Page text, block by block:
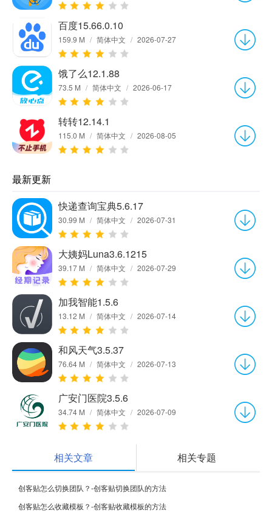
百度15.66.0.10
159.9 M / 简体中文 / 2026-07-27
饿了么12.1.88
73.5 M / 简体中文 / 2026-06-17
转转12.14.1
115.0 M / 简体中文 / 2026-08-05
最新更新
快递查询宝典5.6.17
30.99 M / 简体中文 / 2026-07-31
大姨妈Luna3.6.1215
39.17 M / 简体中文 / 2026-07-29
加我智能1.5.6
13.12 M / 简体中文 / 2026-07-14
和风天气3.5.37
76.64 M / 简体中文 / 2026-07-13
广安门医院3.5.6
34.74 M / 简体中文 / 2026-07-09
相关文章 相关专题
创客贴怎么切换团队？-创客贴切换团队的方法
创客贴怎么收藏模板？-创客贴收藏模板的方法